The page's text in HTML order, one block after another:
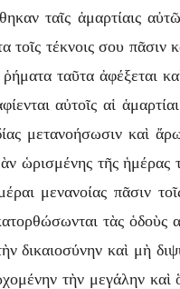
ταῖς ἁμαρτίαις
τέκνοις σου πᾶσιν
ταῦτα ἀφέξεται
αὐτοῖς αἱ
μετανοήσωσιν καὶ
ὡρισμένης τῆς ἡμέρας
μενανοίας πᾶσιν
τὰς ὁδοὺς
δικαιοσύνην καὶ μὴ
τὴν μεγάλην καὶ